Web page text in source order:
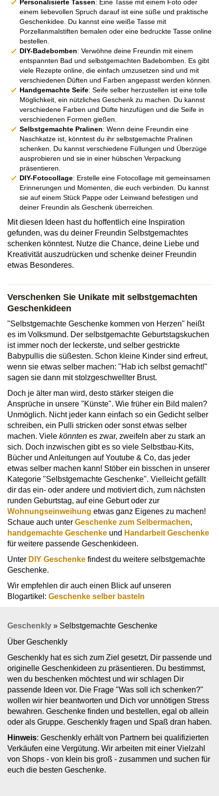
Personalisierte Tassen: Eine Tasse mit einem Foto oder
einem liebevollen Spruch darauf ist eine süße und praktische
Geschenkidee. Du kannst eine weiße Tasse mit
Porzellanmalstiften bemalen oder eine bedruckte Tasse online
bestellen.
DIY-Badebomben: Verwöhne deine Freundin mit einem
entspannten Bad und selbstgemachten Badebomben. Es gibt
viele Rezepte online, die einfach umzusetzen sind und mit
verschiedenen Düften und Farben angepasst werden können.
Handgemachte Seife: Seife selber herzustellen ist eine tolle
Möglichkeit, ein nützliches Geschenk zu machen. Du kannst
verschiedene Farben und Düfte hinzufügen und die Seife in
verschiedenen Formen gießen.
Selbstgemachte Pralinen: Wenn deine Freundin eine
Naschkatze ist, könntest du ihr selbstgemachte Pralinen
schenken. Du kannst verschiedene Füllungen und Überzüge
ausprobieren und sie in einer hübschen Verpackung
präsentieren.
DIY-Fotocollage: Erstelle eine Fotocollage mit gemeinsamen
Erinnerungen und Momenten, die euch verbinden. Du kannst
sie auf einem Stück Pappe oder Leinwand befestigen und
deiner Freundin als Geschenk überreichen.
Mit diesen Ideen hast du hoffentlich eine Inspiration
gefunden, was du deiner Freundin Selbstgemachtes
schenken könntest. Nutze die Chance, deine Liebe und
Kreativität auszudrücken und schenke deiner Freundin
etwas Besonderes.
Verschenken Sie Unikate mit selbstgemachten
Geschenkideen
"Selbstgemachte Geschenke kommen von Herzen" heißt
es im Volksmund. Der selbstgemachte Geburtstagskuchen
ist immer noch der leckerste, und selber gestrickte
Babypullis die süßesten. Schon kleine Kinder sind erfreut,
wenn sie etwas selber machen: "Hab ich selbst gemacht!"
sagen sie dann mit stolzgeschwellter Brust.
Doch je älter man wird, desto stärker steigen die
Ansprüche in unsere "Künste". Wie früher ein Bild malen?
Unmöglich. Nicht jeder kann einfach so ein Gedicht selber
schreiben, ein Pulli stricken oder sonst etwas selber
machen. Viele könnten es zwar, zweifeln aber zu stark an
sich. Doch inzwischen gibt es so viele Selbstbau-Kits,
Bücher und Anleitungen auf Youtube & Co, das jeder
etwas selber machen kann! Stöber ein bisschen in unserer
Kategorie "Selbstgemachte Geschenke". Vielleicht gefällt
dir das ein- oder andere und motiviert dich, zum nächsten
runden Geburtstag, auf eine Geburt oder zur
Wohnungseinweihung etwas ganz Eigenes zu machen!
Schaue auch unter Geschenke zum Selbermachen,
handgemachte Geschenke und Handarbeit Geschenke
für weitere passende Geschenkideen.
Unter DIY Geschenke findest du weitere selbstgemachte
Geschenke.
Wir empfehlen dir auch einen Blick auf unseren
Blogartikel: Geschenke selber basteln
Geschenkly » Selbstgemachte Geschenke
Über Geschenkly
Geschenkly hat es sich zum Ziel gesetzt, Dir passende und
originelle Geschenkideen zu präsentieren. Du bestimmst,
wen du beschenken möchtest und wir schlagen Dir
passende Ideen vor. Die Frage "Was soll ich schenken?"
wollen wir hier beantworten und Dich vor unnötigen Stress
bewahren. Geschenke finden und bestellen, egal ob allein
oder als Gruppe. Geschenkly fragen und Spaß dran haben.
Hinweis: Geschenkly erhält von Partnern bei qualifizierten
Verkäufen eine Vergütung. Wir arbeiten mit einer Vielzahl
von Shops - von klein bis groß - zusammen und suchen für
euch die besten Geschenke.